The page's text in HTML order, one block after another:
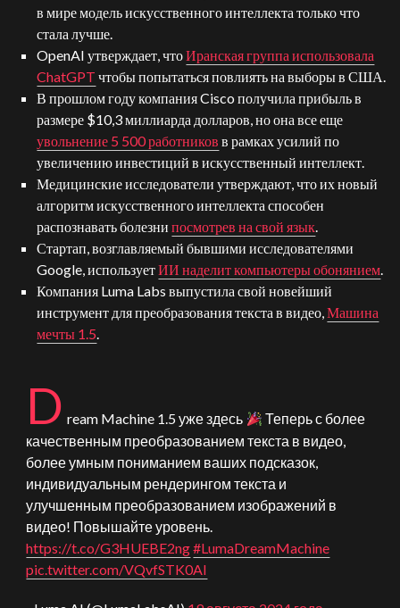
в мире модель искусственного интеллекта только что
стала лучше.
OpenAI утверждает, чтоИранская группа использовала
ChatGPT чтобы попытаться повлиять на выборы в США.
В прошлом году компания Cisco получила прибыль в
размере $10,3 миллиарда долларов, но она все еще
увольнение 5 500 работников в рамках усилий по
увеличению инвестиций в искусственный интеллект.
Медицинские исследователи утверждают, что их новый
алгоритм искусственного интеллекта способен
распознавать болезнипосмотрев на свой язык.
Стартап, возглавляемый бывшими исследователями
Google, используетИИ наделит компьютеры обонянием.
Компания Luma Labs выпустила свой новейший
инструмент для преобразования текста в видео,Машина
мечты 1.5.
D ream Machine 1.5 уже здесь
Теперь с более
качественным преобразованием текста в видео,
более умным пониманием ваших подсказок,
индивидуальным рендерингом текста и
улучшенным преобразованием изображений в
видео! Повышайте уровень.
https://t.co/G3HUEBE2ng#LumaDreamMachine
pic.twitter.com/VQvfSTK0AI